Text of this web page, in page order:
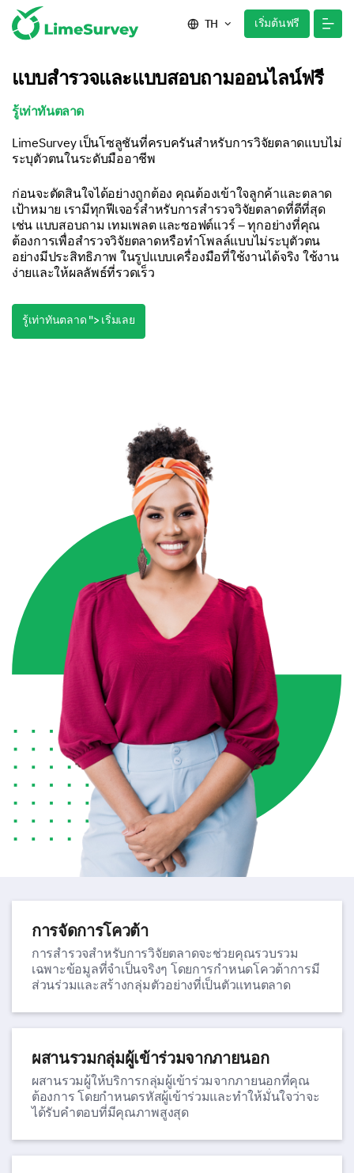
TH เริ่มต้นฟรี
แบบสำรวจและแบบสอบถามออนไลน์ฟรี
รู้เท่าทันตลาด
LimeSurvey เป็นโซลูชันที่ครบครันสำหรับการวิจัยตลาดแบบไม่
ระบุตัวตนในระดับมืออาชีพ
ก่อนจะตัดสินใจได้อย่างถูกต้อง คุณต้องเข้าใจลูกค้าและตลาด
เป้าหมาย เรามีทุกฟีเจอร์สำหรับการสำรวจวิจัยตลาดที่ดีที่สุด
เช่น แบบสอบถาม เทมเพลต และซอฟต์แวร์ – ทุกอย่างที่คุณ
ต้องการเพื่อสำรวจวิจัยตลาดหรือทำโพลล์แบบไม่ระบุตัวตน
อย่างมีประสิทธิภาพ ในรูปแบบเครื่องมือที่ใช้งานได้จริง ใช้งาน
ง่ายและให้ผลลัพธ์ที่รวดเร็ว
รู้เท่าทันตลาด "> เริ่มเลย
การจัดการโควต้า
การสำรวจสำหรับการวิจัยตลาดจะช่วยคุณรวบรวม
เฉพาะข้อมูลที่จำเป็นจริงๆ โดยการกำหนดโควต้าการมี
ส่วนร่วมและสร้างกลุ่มตัวอย่างที่เป็นตัวแทนตลาด
ผสานรวมกลุ่มผู้เข้าร่วมจากภายนอก
ผสานรวมผู้ให้บริการกลุ่มผู้เข้าร่วมจากภายนอกที่คุณ
ต้องการ โดยกำหนดรหัสผู้เข้าร่วมและทำให้มั่นใจว่าจะ
ได้รับคำตอบที่มีคุณภาพสูงสุด